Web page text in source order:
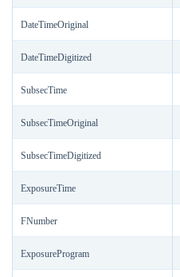
DateTimeOriginal
DateTimeDigitized
SubsecTime
SubsecTimeOriginal
SubsecTimeDigitized
ExposureTime
FNumber
ExposureProgram